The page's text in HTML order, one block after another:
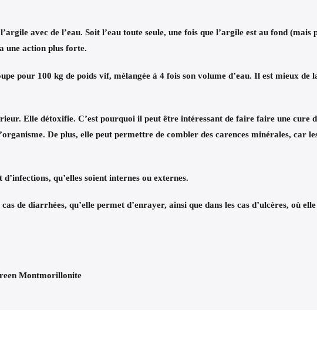
avec de l’eau. Soit l’eau toute seule, une fois que l’argile est au fond
une action plus forte.
pour 100 kg de poids vif, mélangée à 4 fois son volume d’eau. Il est mieux de
. Elle détoxifie. C’est pourquoi il peut être intéressant de faire faire une cure
De plus, elle peut permettre de combler des carences minérales, car
qu’elles soient internes ou externes.
de diarrhées, qu’elle permet d’enrayer, ainsi que dans les cas d’ulcères, où
Montmorillonite